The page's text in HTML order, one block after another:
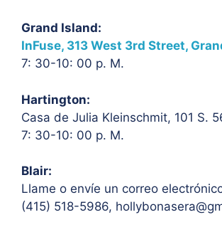
Grand Island:
InFuse, 313 West 3rd Street,
7: 30-10: 00 p. M.
Hartington:
Casa de Julia Kleinschmit, 101 S.
7: 30-10: 00 p. M.
Blair:
Llame o envíe un correo
(415) 518-5986,